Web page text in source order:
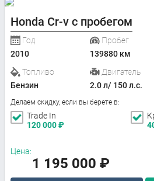
Honda Cr-v с пробегом
Год
2010
Пробег
139880 км
Топливо
Бензин
Двигатель
2.0 л/ 150 л.с.
Делаем скидку, если вы берете в:
Trade In
120 000₽
Цена:
1 195 000 ₽